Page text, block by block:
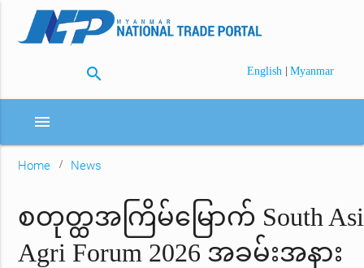
search English | Myanmar
menu
Home News
စတုတ္ထအကြိမ်မြောက် South
Agri Forum 2026 အခမ်းအနား